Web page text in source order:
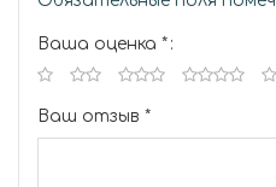
Ваша оценка *
Ваш отзыв *